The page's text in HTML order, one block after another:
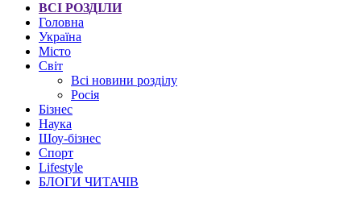
ВСІ РОЗДІЛИ
Головна
Україна
Місто
Світ
Всі новини розділу
Росія
Бізнес
Наука
Шоу-бізнес
Спорт
Lifestyle
БЛОГИ ЧИТАЧІВ